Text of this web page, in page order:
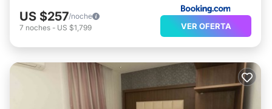
US $257/noche
7 noches - US $1,799 VER OFERTA